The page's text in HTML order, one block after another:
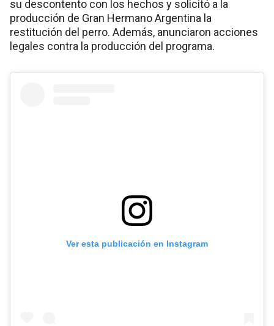
su descontento con los hechos y solicitó a la
producción de Gran Hermano Argentina la
restitución del perro. Además, anunciaron acciones
legales contra la producción del programa.
Ver esta publicación en Instagram